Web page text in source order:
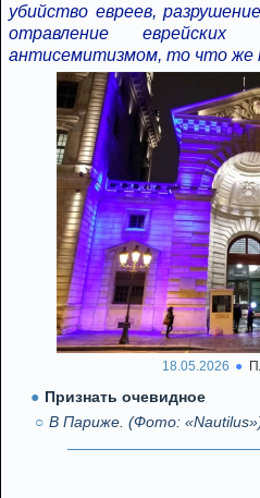
убийство евреев,
отравление
антисемитизмом, то что же
18.05.2026
Признать очевидное
В Париже. (Фото: